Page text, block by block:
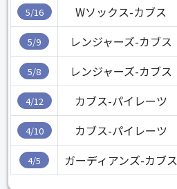
5/16 Wソックス-カブス
5/9 レンジャーズ-カブス
5/8 レンジャーズ-カブス
4/12 カブス-パイレーツ
4/10 カブス-パイレーツ
4/5 ガーディアンズ-カブス